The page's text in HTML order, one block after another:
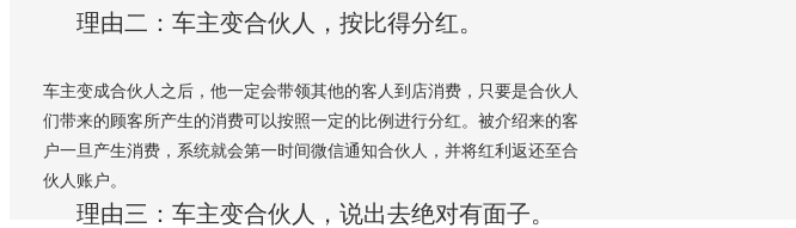
理由二：车主变合伙人，按比得分红。
车主变成合伙人之后，他一定会带领其他的客人到店消费，只要是合伙人
们带来的顾客所产生的消费可以按照一定的比例进行分红。被介绍来的客
户一旦产生消费，系统就会第一时间微信通知合伙人，并将红利返还至合
伙人账户。
理由三：车主变合伙人，说出去绝对有面子。